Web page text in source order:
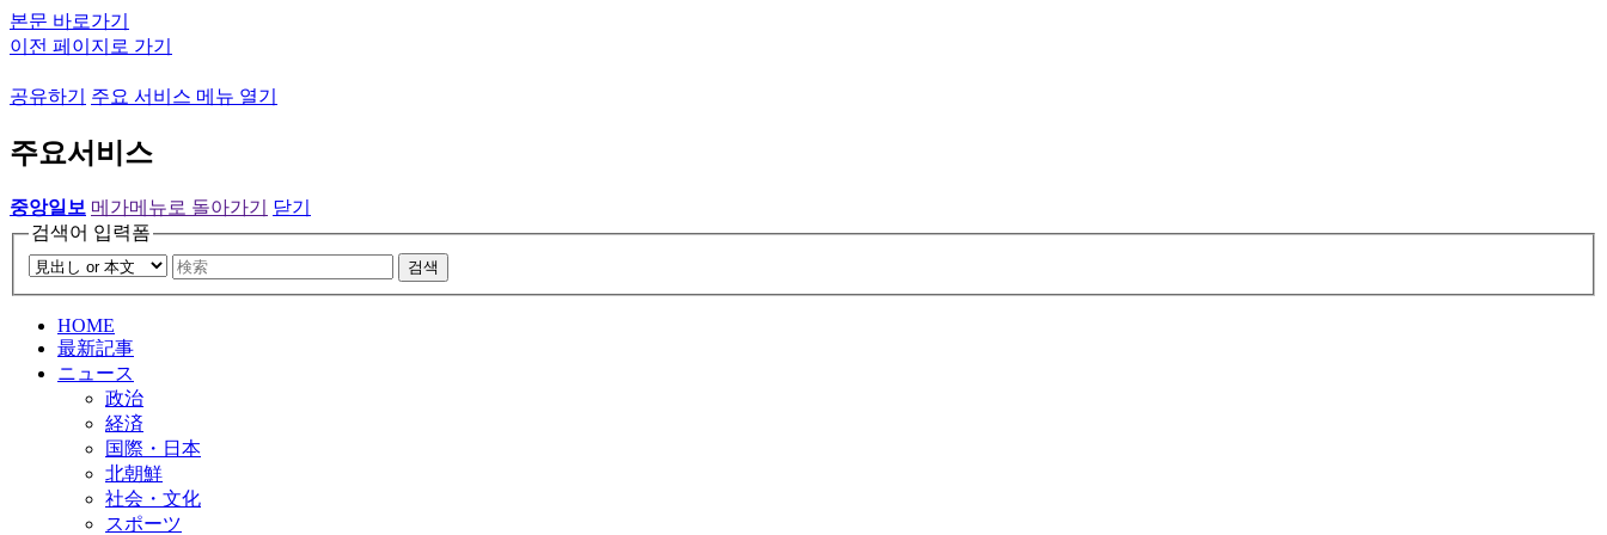
본문 바로가기
이전 페이지로 가기
공유하기 주요 서비스 메뉴 열기
주요서비스
중앙일보 메가메뉴로 돌아가기
닫기
검색어 입력폼
검색
HOME
最新記事
ニュース
政治
経済
国際・日本
北朝鮮
社会・文化
スポーツ